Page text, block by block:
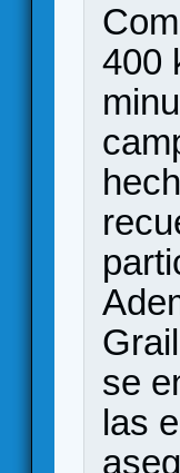
400
se
las